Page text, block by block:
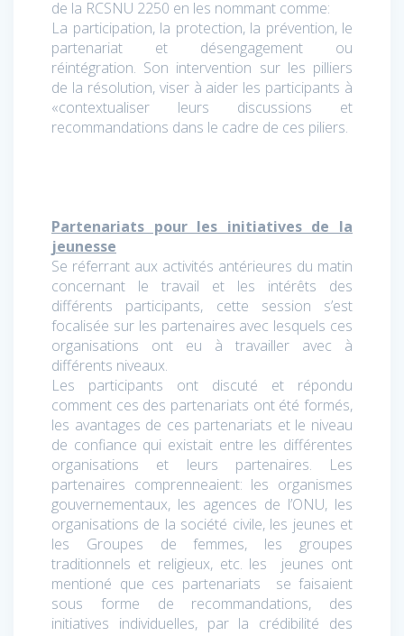
de la RCSNU 2250 en les nommant comme:
La participation, la protection, la prévention, le
partenariat et désengagement ou
réintégration. Son intervention sur les pilliers
de la résolution, viser à aider les participants à
«contextualiser leurs discussions et
recommandations dans le cadre de ces piliers.
Partenariats pour les initiatives de la
jeunesse
Se réferrant aux activités antérieures du matin
concernant le travail et les intérêts des
différents participants, cette session s’est
focalisée sur les partenaires avec lesquels ces
organisations ont eu à travailler avec à
différents niveaux.
Les participants ont discuté et répondu
comment ces des partenariats ont été formés,
les avantages de ces partenariats et le niveau
de confiance qui existait entre les différentes
organisations et leurs partenaires. Les
partenaires comprenneaient: les organismes
gouvernementaux, les agences de l’ONU, les
organisations de la société civile, les jeunes et
les Groupes de femmes, les groupes
traditionnels et religieux, etc. les jeunes ont
mentioné que ces partenariats se faisaient
sous forme de recommandations, des
initiatives individuelles, par la crédibilité des